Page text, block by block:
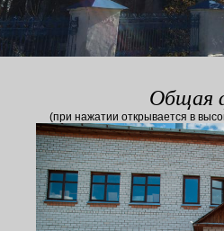
Общая
(при нажатии открывается в